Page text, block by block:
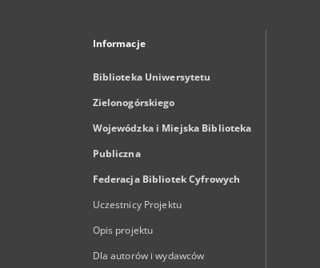
Informacje
Biblioteka Uniwersytetu
Zielonogórskiego
Wojewódzka i Miejska Biblioteka
Publiczna
Federacja Bibliotek Cyfrowych
Uczestnicy Projektu
Opis projektu
Dla autorów i wydawców